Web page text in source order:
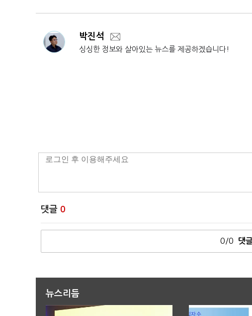
박진석
싱싱한 정보와 살아있는 뉴스를 제공하겠습니다!
댓글 0
0/0 댓
뉴스리듬